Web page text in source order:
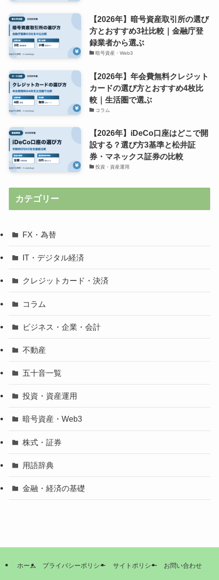
【2026年】暗号資産取引所の選び
方とおすすめ3社比較｜金融庁登
録業者から選ぶ
暗号資産・Web3
【2026年】年会費無料クレジット
カードの選び方とおすすめ4枚比
較｜生活圏で選ぶ
コラム
【2026年】iDeCo口座はどこで開
設する？選び方3基準と松井証
券・マネックス証券の比較
投資・資産運用
カテゴリー
FX・為替
IT・デジタル経済
クレジットカード・決済
コラム
ビジネス・企業・会計
不動産
五十音一覧
投資・資産運用
暗号資産・Web3
株式・証券
用語辞典
金融・経済の基礎
ホーム プライバシーポリシー サイトポリシー お問い合わせ